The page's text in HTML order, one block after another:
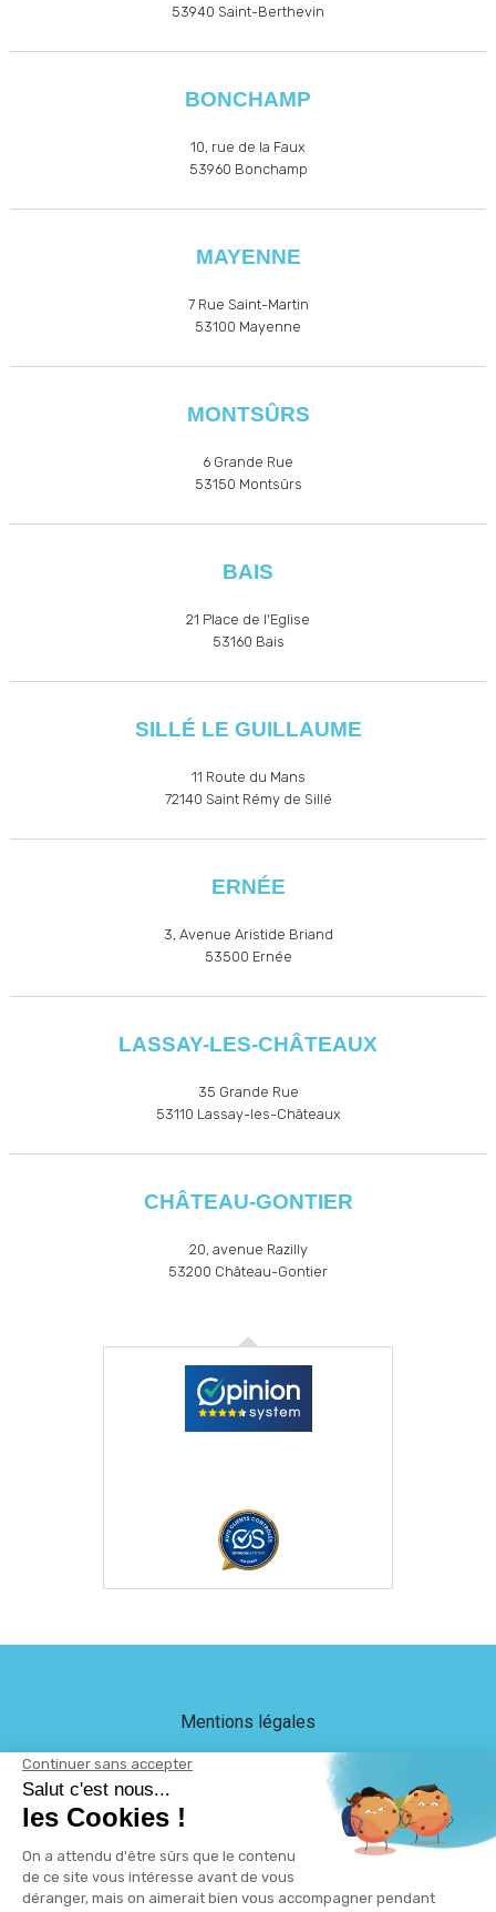
53940 Saint-Berthevin
BONCHAMP
10, rue de la Faux
53960 Bonchamp
MAYENNE
7 Rue Saint-Martin
53100 Mayenne
MONTSÛRS
6 Grande Rue
53150 Montsûrs
BAIS
21 Place de l'Eglise
53160 Bais
SILLÉ LE GUILLAUME
11 Route du Mans
72140 Saint Rémy de Sillé
ERNÉE
3, Avenue Aristide Briand
53500 Ernée
LASSAY-LES-CHÂTEAUX
35 Grande Rue
53110 Lassay-les-Châteaux
CHÂTEAU-GONTIER
20, avenue Razilly
53200 Château-Gontier
Mentions légales
LEB Communication